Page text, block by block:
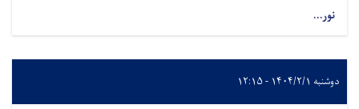
نور...
دوشنبه ۱۴۰۴/۲/۱ - ۱۲:۱۵